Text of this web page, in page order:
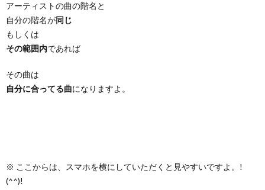
アーティストの曲の階名と
自分の階名が同じ
もしくは
その範囲内であれば
その曲は
自分に合ってる曲になりますよ。
※ ここからは、スマホを横にしていただくと見やすいですよ。!
(^^)!